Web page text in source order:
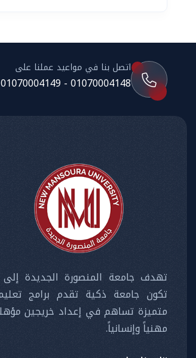
اتصل بنا في مواعيد عملنا على
01070004148 - 01070004149
تهدف جامعة المنصورة الجديدة
تكون جامعة ذكية تقدم برامج
متميزة تساهم في إعداد خريجين
مهنياً وإنسانياً.